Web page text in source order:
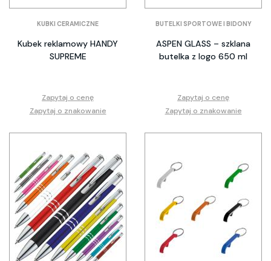
KUBKI CERAMICZNE
Kubek reklamowy HANDY
SUPREME
Zapytaj o cenę
Zapytaj o znakowanie
BUTELKI SPORTOWE I BIDONY
ASPEN GLASS – szklana
butelka z logo 650 ml
Zapytaj o cenę
Zapytaj o znakowanie